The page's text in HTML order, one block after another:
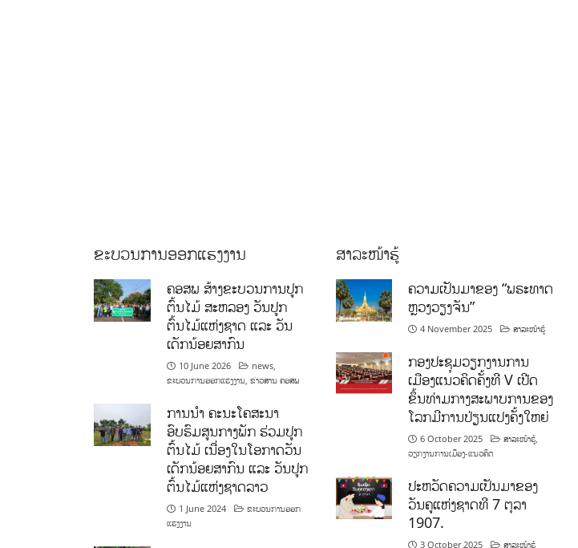
ຂະບວນການອອກແຮງງານ
ຄອສພ ສ້າງຂະບວນການປູກ
ຕົ້ນໄມ້ ສະຫລອງ ວັນປູກ
ຕົ້ນໄມ້ແຫ່ງຊາດ ແລະ ວັນ
ເດັກນ້ອຍສາກົນ
10 June 2026 news,
ຂະບວນການອອກແຮງງານ, ຂ່າວສານ ຄອສພ
ການນໍາ ຄະນະໂຄສະນາ
ອົບຮົມສູນກາງພັກ ຮ່ວມປູກ
ຕົ້ນໄມ້ ເນື່ອງໃນໂອກາດວັນ
ເດັກນ້ອຍສາກົນ ແລະ ວັນປູກ
ຕົ້ນໄມ້ແຫ່ງຊາດລາວ
1 June 2024
ຂະບວນການອອກ
ແຮງງານ
ສາລະໜ້າຮູ້
ຄວາມເປັນມາຂອງ “ພຣະທາດ
ຫຼວງວຽງຈັນ”
4 November 2025 ສາລະໜ້າຮູ້
ກອງປະຊຸມວຽກງານການ
ເມືອງແນວຄິດຄັ້ງທີ V ເປີດ
ຂຶ້ນທ່າມກາງສະພາບການຂອງ
ໂລກມີການປ່ຽນແປງຄັ້ງໃຫຍ່
6 October 2025 ສາລະໜ້າຮູ້,
ວຽກງານການເມືອງ-ແນວຄິດ
ປະຫວັດຄວາມເປັນມາຂອງ
ວັນຄູແຫ່ງຊາດທີ 7 ຕຸລາ
1907.
3 October 2025 ສາລະໜ້າຮູ້